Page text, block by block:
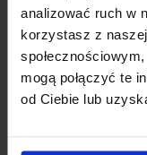
analizować ruch w
korzystasz z
mogą połączyć te
od Ciebie lub
10 11
18
24 25